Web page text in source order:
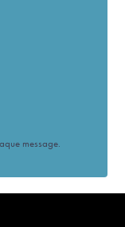
message.